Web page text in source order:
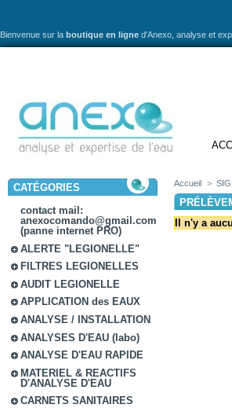
Bienvenue sur la boutique en ligne d'Anexo, analyse et
CATÉGORIES
contact mail:
anexocomando@gmail.com
(panne internet PRO)
ALERTE "LEGIONELLE"
FILTRES LEGIONELLES
AUDIT LEGIONELLE
APPLICATION des EAUX
ANALYSE / INSTALLATION
ANALYSES D'EAU (labo)
ANALYSE D'EAU RAPIDE
MATERIEL & REACTIFS
D'ANALYSE D'EAU
CARNETS SANITAIRES
Accueil >
Il n'y a